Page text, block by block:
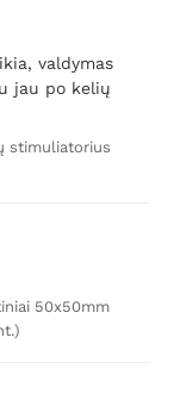
valdymas
jau po kelių
stimuliatorius
50x50mm